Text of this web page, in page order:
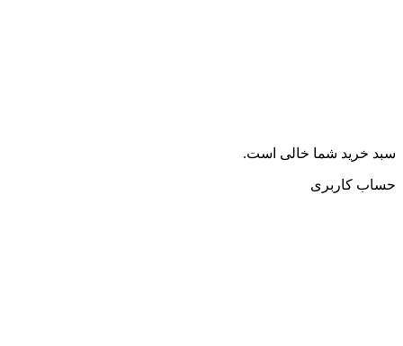
سبد خرید شما خالی است.
حساب کاربری